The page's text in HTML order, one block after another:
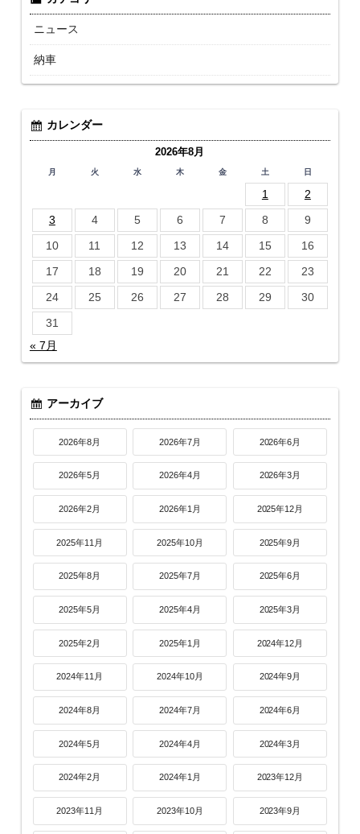
ニュース
納車
カレンダー
2026年8月
月 火 水 木 金 土 日
1
2
3
4 5 6 7 8
9
10
11 12 13 14 15
16
17
18 19 20 21 22
23
24
25 26 27 28 29
30
31
« 7月
アーカイブ
2026年8月 2026年7月 2026年6月
2026年5月 2026年4月 2026年3月
2026年2月 2026年1月 2025年12月
2025年11月 2025年10月 2025年9月
2025年8月 2025年7月 2025年6月
2025年5月 2025年4月 2025年3月
2025年2月 2025年1月 2024年12月
2024年11月 2024年10月 2024年9月
2024年8月 2024年7月 2024年6月
2024年5月 2024年4月 2024年3月
2024年2月 2024年1月 2023年12月
2023年11月 2023年10月 2023年9月